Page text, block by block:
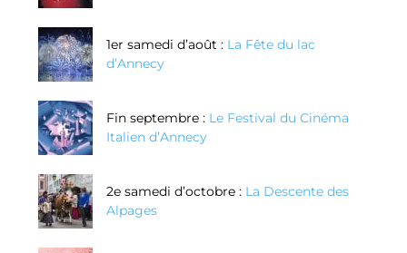
1er samedi d’août : La Fête du lac
d’Annecy
Fin septembre : Le Festival du Cinéma
Italien d’Annecy
2e samedi d’octobre : La Descente des
Alpages